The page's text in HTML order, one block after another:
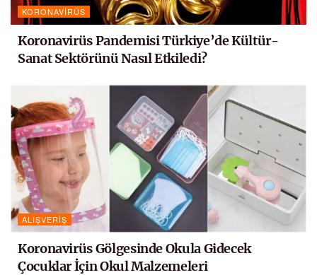
KORONAVIRÜS
Koronavirüs Pandemisi Türkiye’de Kültür-
Sanat Sektörünü Nasıl Etkiledi?
ALIŞVERIŞ
Koronavirüs Gölgesinde Okula Gidecek
Çocuklar İçin Okul Malzemeleri